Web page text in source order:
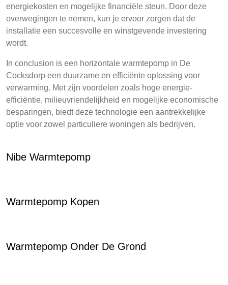
energiekosten en mogelijke financiële steun. Door deze
overwegingen te nemen, kun je ervoor zorgen dat de
installatie een succesvolle en winstgevende investering
wordt.
In conclusion is een horizontale warmtepomp in De
Cocksdorp een duurzame en efficiënte oplossing voor
verwarming. Met zijn voordelen zoals hoge energie-
efficiëntie, milieuvriendelijkheid en mogelijke economische
besparingen, biedt deze technologie een aantrekkelijke
optie voor zowel particuliere woningen als bedrijven.
Nibe Warmtepomp
Warmtepomp Kopen
Warmtepomp Onder De Grond